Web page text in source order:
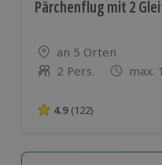
Pärchenflug mit 2
Standort
an 5 Orten
Anzahl der Teilnehmer
2 Pers. max.
4.9 von 5 Sternen
4.9 (122)